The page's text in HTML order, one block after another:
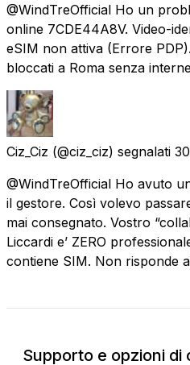
@WindTreOfficial Ho un
online 7CDE44A8V. Video-
eSIM non attiva (Errore
bloccati a Roma senza
Ciz_Ciz (@ciz_ciz) segnalati
@WindTreOfficial Ho avuto
il gestore. Così volevo
mai consegnato. Vostro
Liccardi e’ ZERO
contiene SIM. Non risponde
Supporto e opzioni di